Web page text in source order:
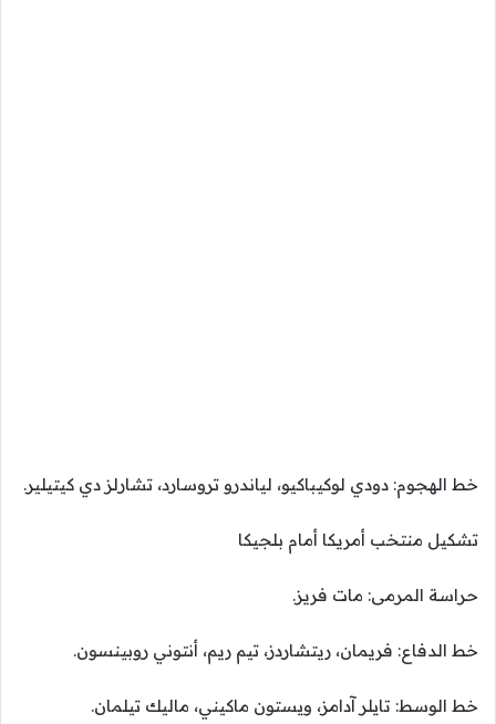
خط الهجوم: دودي لوكيباكيو، لياندرو تروسارد، تشارلز دي كيتيلير.
تشكيل منتخب أمريكا أمام بلجيكا
حراسة المرمى: مات فريز.
خط الدفاع: فريمان، ريتشاردز، تيم ريم، أنتوني روبينسون.
خط الوسط: تايلر آدامز، ويستون ماكيني، ماليك تيلمان.